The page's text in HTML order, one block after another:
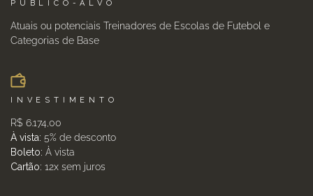
PÚBLICO-ALVO
Atuais ou potenciais Treinadores de Escolas de Futebol e
Categorias de Base
INVESTIMENTO
R$ 6.174,00
À vista: 5% de desconto
Boleto: À vista
Cartão: 12x sem juros